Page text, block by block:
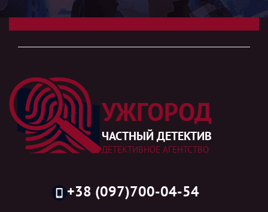
УЖГОРОД
ЧАСТНЫЙ ДЕТЕКТИВ
ДЕТЕКТИВНОЕ АГЕНТСТВО
+38 (097)700-04-54